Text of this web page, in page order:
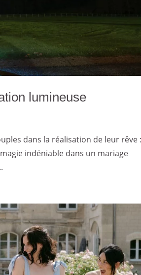
lumineuse
dans la réalisation de leur rêve
indéniable dans un mariage